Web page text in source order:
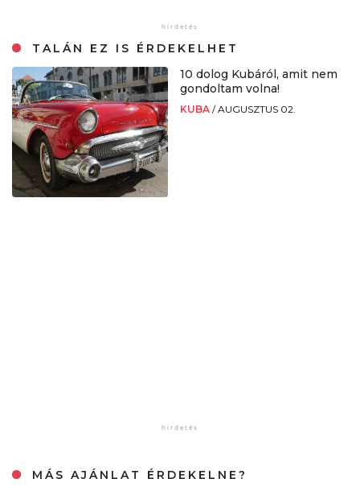
TALÁN EZ IS ÉRDEKELHET
10 dolog Kubáról, amit nem
gondoltam volna!
KUBA /AUGUSZTUS 02.
MÁS AJÁNLAT ÉRDEKELNE?